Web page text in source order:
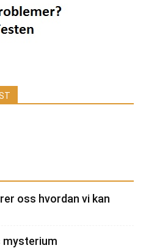
oss hvordan vi kan
mysterium